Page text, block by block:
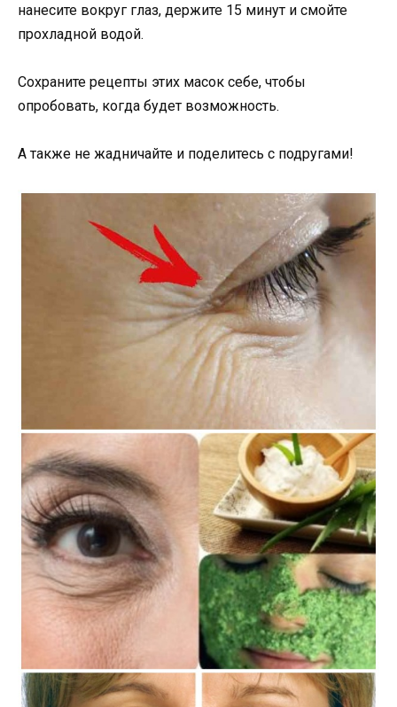
нанесите вокруг глаз, держите 15 минут и смойте
прохладной водой.
Сохраните рецепты этих масок себе, чтобы
опробовать, когда будет возможность.
А также не жадничайте и поделитесь с подругами!